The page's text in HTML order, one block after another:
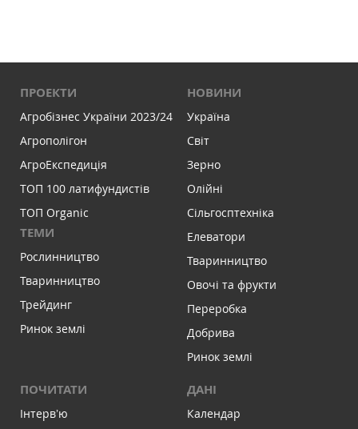
ПРОЕКТИ
Агробізнес України 2023/24
Агрополігон
АгроЕкспедиція
ТОП 100 латифундистів
ТОП Organic
ТЕМИ
Рослинництво
Тваринництво
Трейдинг
Ринок землі
НОВИНИ
Україна
Світ
Зерно
Олійні
Сільгосптехніка
Елеватори
Тваринництво
Овочі та фрукти
Переробка
Добрива
Ринок землі
ПОЧИТАТИ
Інтервʼю
ДАНІ
Календар